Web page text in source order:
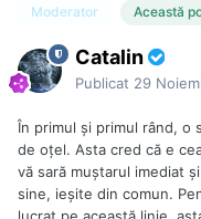
Moderator Această
Catalin
Publicat 29
În primul şi primul rând, o
de oţel. Asta cred că e
vă sară muştarul imediat
sine, ieşite din comun.